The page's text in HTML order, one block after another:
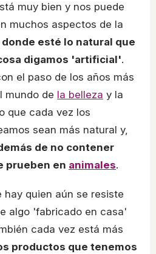
muy bien y nos puede
muchos aspectos de la
donde esté lo natural que
digamos 'artificial'.
el paso de los años más
mundo de la belleza y la
que cada vez los
sean más natural y,
de no contener
prueben en animales.
hay quien aún se resiste
algo 'fabricado en casa'
cada vez está más
productos que tenemos